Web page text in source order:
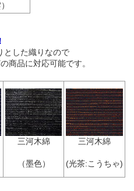
とした織りなので
商品に対応可能です。
三河木綿
（墨色）
三河木綿
(光茶:こうちゃ)